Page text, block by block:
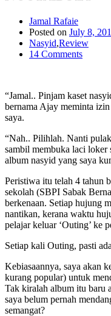
Jamal Rafaie
Posted on July 8,
Nasyid,Review
14 Comments
“Jamal.. Pinjam kaset
bernama Ajay meminta
saya.
“Nah.. Pilihlah. Nanti
sambil membuka laci loker
album nasyid yang saya
Peristiwa itu telah 4 tahun
sekolah (SBPI Sabak
berkenaan. Setiap hujung
nantikan, kerana waktu
pelajar keluar ‘Outing’ ke
Setiap kali Outing, pasti
Kebiasaannya, saya akan
kurang popular) untuk
Tak kiralah album itu baru
saya belum pernah
semangat?